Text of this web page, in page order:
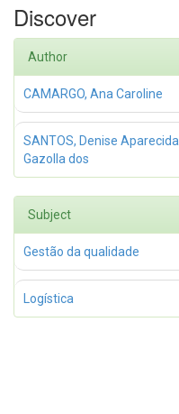
Discover
Author
CAMARGO, Ana Caroline
SANTOS, Denise Aparecida
Gazolla dos
Subject
Gestão da qualidade
Logística